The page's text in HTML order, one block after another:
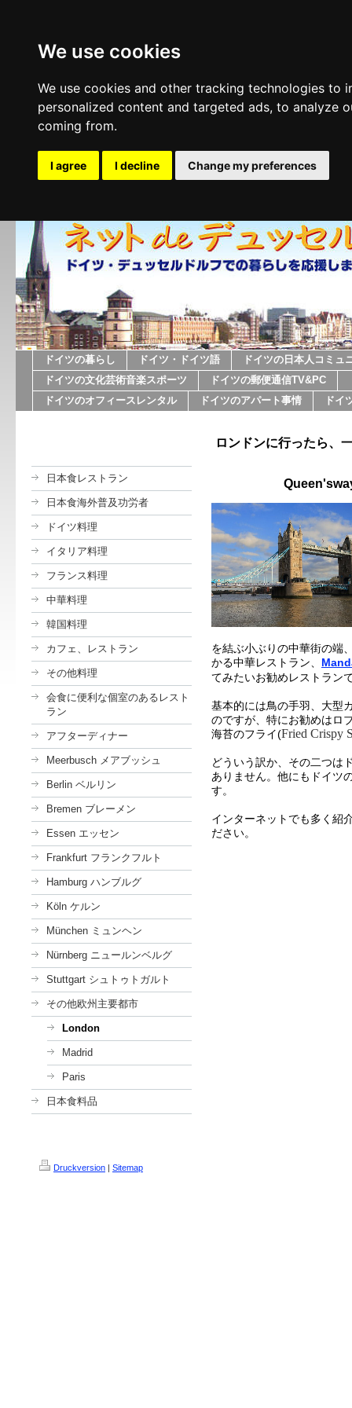
We use cookies
We use cookies and other tracking technologies
personalized content and targeted ads, to analyze
coming from.
I agree I decline Change my preferences
ドイツの暮らし ドイツ・ドイツ語
ドイツの日本人コミュ
ドイツの文化芸術音楽スポーツ
ドイツの郵便通信TV&PC
ドイツのオフィースレンタル
ドイツのアパート事情 ドイ
日本食レストラン
日本食海外普及功労者
ドイツ料理
イタリア料理
フランス料理
中華料理
韓国料理
カフェ、レストラン
その他料理
会食に便利な個室のあるレスト
ラン
アフターディナー
Meerbusch メアブッシュ
Berlin ベルリン
Bremen ブレーメン
Essen エッセン
Frankfurt フランクフルト
Hamburg ハンブルグ
Köln ケルン
München ミュンヘン
Nürnberg ニュールンベルグ
Stuttgart シュトゥトガルト
その他欧州主要都市
London
Madrid
Paris
日本食料品
ロンドンに行ったら、
を結ぶ小ぶりの中華街の端
かる中華レストラン、
てみたいお勧めレストラン
基本的には鳥の手羽、大型
のですが、特にお勧めはロ
海苔のフライ(Fried Crispy
どういう訳か、その二つは
ありません。他にもドイツ
す。
インターネットでも多く紹
ださい。
Druckversion | Sitemap